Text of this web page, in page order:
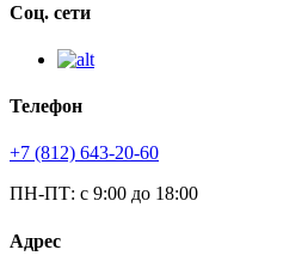
Соц. сети
Телефон
+7 (812) 643-20-60
ПН-ПТ: с 9:00 до 18:00
Адрес